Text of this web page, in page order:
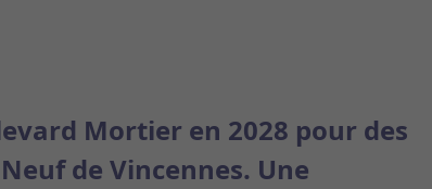
Mortier en 2028 pour des
de Vincennes. Une